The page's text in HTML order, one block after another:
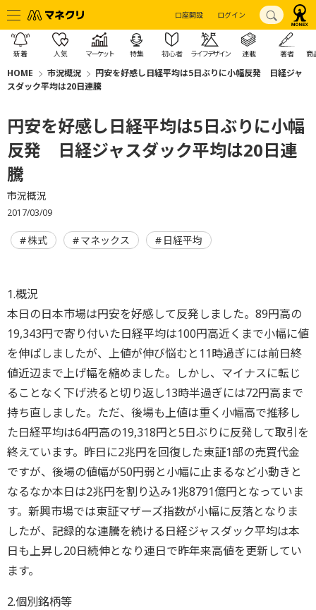
口座開設 ログイン
新着 人気 マーケット 特集 初心者 ライフデザイン 連載 著者 商
HOME 市況概況
円安を好感し日経平均は5日ぶりに小幅反発 日経ジャ
スダック平均は20日連騰
円安を好感し日経平均は5日ぶりに小幅
反発 日経ジャスダック平均は20日連
騰
市況概況
2017/03/09
株式 マネックス 日経平均
1.概況
本日の日本市場は円安を好感して反発しました。89円高の
19,343円で寄り付いた日経平均は100円高近くまで小幅に値
を伸ばしましたが、上値が伸び悩むと11時過ぎには前日終
値近辺まで上げ幅を縮めました。しかし、マイナスに転じ
ることなく下げ渋ると切り返し13時半過ぎには72円高まで
持ち直しました。ただ、後場も上値は重く小幅高で推移し
た日経平均は64円高の19,318円と5日ぶりに反発して取引を
終えています。昨日に2兆円を回復した東証1部の売買代金
ですが、後場の値幅が50円弱と小幅に止まるなど小動きと
なるなか本日は2兆円を割り込み1兆8791億円となっていま
す。新興市場では東証マザーズ指数が小幅に反落となりま
したが、記録的な連騰を続ける日経ジャスダック平均は本
日も上昇し20日続伸となり連日で昨年来高値を更新してい
ます。
2.個別銘柄等